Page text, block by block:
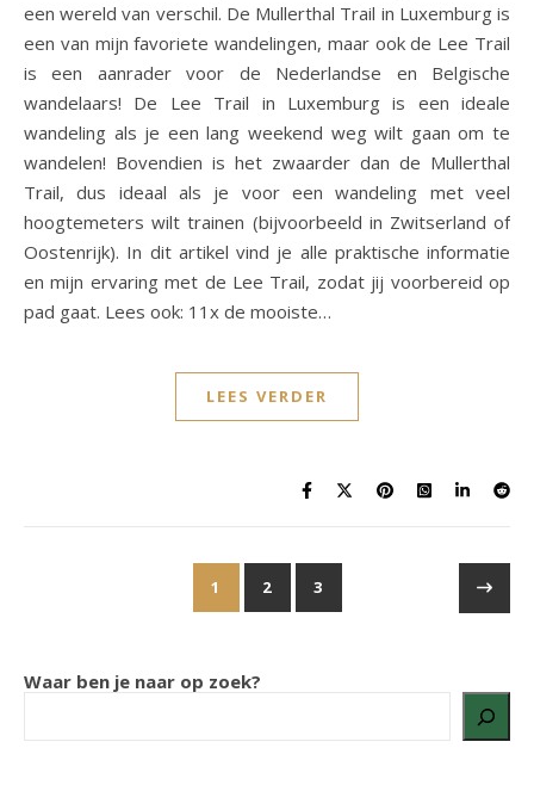
een wereld van verschil. De Mullerthal Trail in Luxemburg is
een van mijn favoriete wandelingen, maar ook de Lee Trail
is een aanrader voor de Nederlandse en Belgische
wandelaars! De Lee Trail in Luxemburg is een ideale
wandeling als je een lang weekend weg wilt gaan om te
wandelen! Bovendien is het zwaarder dan de Mullerthal
Trail, dus ideaal als je voor een wandeling met veel
hoogtemeters wilt trainen (bijvoorbeeld in Zwitserland of
Oostenrijk). In dit artikel vind je alle praktische informatie
en mijn ervaring met de Lee Trail, zodat jij voorbereid op
pad gaat. Lees ook: 11x de mooiste…
LEES VERDER
1 2 3
Waar ben je naar op zoek?